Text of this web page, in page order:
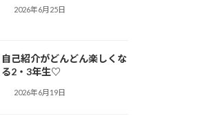
2026年6月25日
自己紹介がどんどん楽しくな
る2・3年生♡
2026年6月19日